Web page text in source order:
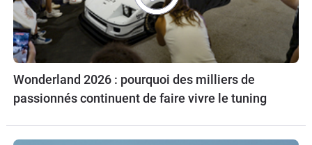
Wonderland 2026 : pourquoi des milliers de
passionnés continuent de faire vivre le tuning